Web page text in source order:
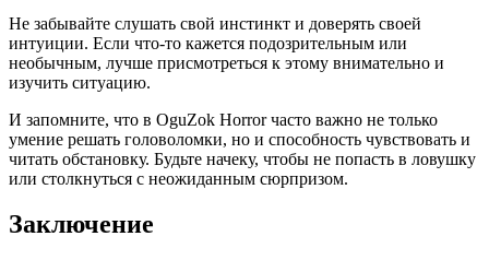
Не забывайте слушать свой инстинкт и доверять своей
интуиции. Если что-то кажется подозрительным или
необычным, лучше присмотреться к этому внимательно и
изучить ситуацию.
И запомните, что в OguZok Horror часто важно не только
умение решать головоломки, но и способность чувствовать и
читать обстановку. Будьте начеку, чтобы не попасть в ловушку
или столкнуться с неожиданным сюрпризом.
Заключение